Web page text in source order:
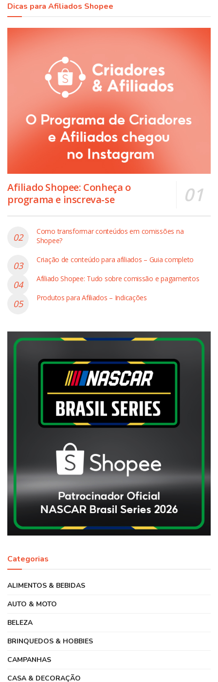
Dicas para Afiliados Shopee
Afiliado Shopee: Conheça o
programa e inscreva-se
Como transformar conteúdos em comissões na
Shopee?
Criação de conteúdo para afiliados – Guia completo
Afiliado Shopee: Tudo sobre comissão e pagamentos
Produtos para Afiliados – Indicações
Categorias
ALIMENTOS & BEBIDAS
AUTO & MOTO
BELEZA
BRINQUEDOS & HOBBIES
CAMPANHAS
CASA & DECORAÇÃO